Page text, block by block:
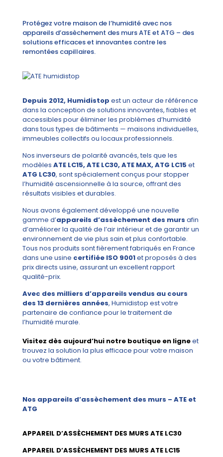
Protégez votre maison de l’humidité avec nos
appareils d’assèchement des murs ATE et ATG – des
solutions efficaces et innovantes contre les
remontées capillaires.
Depuis 2012, Humidistop est un acteur de référence
dans la conception de solutions innovantes, fiables et
accessibles pour éliminer les problèmes d’humidité
dans tous types de bâtiments — maisons individuelles,
immeubles collectifs ou locaux professionnels.
Nos inverseurs de polarité avancés, tels que les
modèles ATE LC15, ATE LC30, ATE MAX, ATG LC15 et
ATG LC30, sont spécialement conçus pour stopper
l’humidité ascensionnelle à la source, offrant des
résultats visibles et durables.
Nous avons également développé une nouvelle
gamme d’appareils d’assèchement des murs afin
d’améliorer la qualité de l’air intérieur et de garantir un
environnement de vie plus sain et plus confortable.
Tous nos produits sont fièrement fabriqués en France
dans une usine certifiée ISO 9001et proposés à des
prix directs usine, assurant un excellent rapport
qualité-prix.
Avec des milliers d’appareils vendus au cours
des 13 dernières années, Humidistop est votre
partenaire de confiance pour le traitement de
l’humidité murale.
Visitez dès aujourd’hui notre boutique en ligneet
trouvez la solution la plus efficace pour votre maison
ou votre bâtiment.
Nos appareils d’assèchement des murs – ATE et
ATG
APPAREIL D’ASSÈCHEMENT DES MURS ATE LC30
APPAREIL D’ASSÈCHEMENT DES MURS ATE LC15